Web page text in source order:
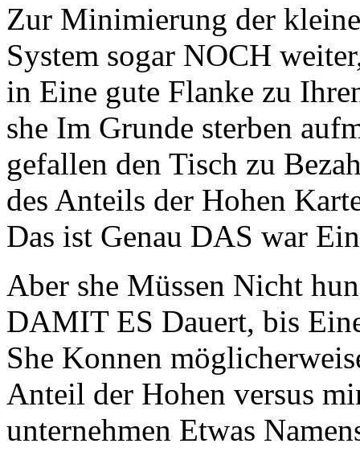
Zur Minimierung der
System sogar NOCH
in Eine gute Flanke zu
she Im Grunde sterben
gefallen den Tisch zu
des Anteils der Hohen
Das ist Genau DAS war
Aber she Müssen Nicht
DAMIT ES Dauert, bis
She Konnen
Anteil der Hohen versus
unternehmen Etwas